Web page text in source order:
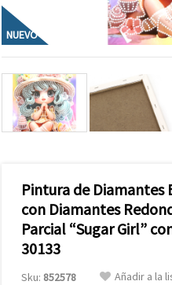
NUEVO
Pintura de Diamantes
con Diamantes
Parcial “Sugar Girl”
30133
Sku: 852578 Añadir a la